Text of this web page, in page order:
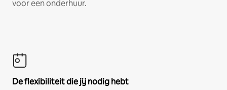
voor een onderhuur.
De flexibiliteit die jij nodig hebt